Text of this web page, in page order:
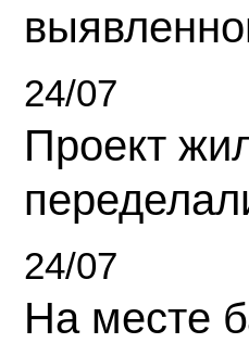
24/07
Проект
24/07
На месте